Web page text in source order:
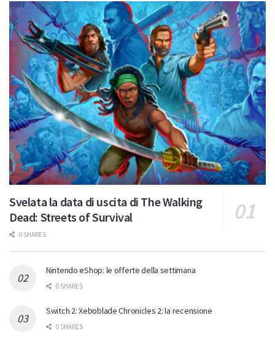
Svelata la data di uscita di The Walking
Dead: Streets of Survival
0 SHARES
Nintendo eShop: le offerte della settimana
0 SHARES
Switch 2: Xeboblade Chronicles 2: la recensione
0 SHARES